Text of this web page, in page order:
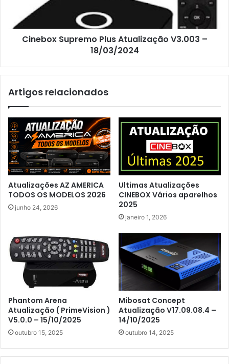
Cinebox Supremo Plus Atualização V3.003 –
18/03/2024
Artigos relacionados
Atualizações AZ AMERICA
TODOS OS MODELOS 2026
junho 24, 2026
Ultimas Atualizações
CINEBOX Vários aparelhos
2025
janeiro 1, 2026
Phantom Arena
Atualização ( PrimeVision )
V5.0.0 – 15/10/2025
outubro 15, 2025
Mibosat Concept
Atualização V17.09.08.4 –
14/10/2025
outubro 14, 2025